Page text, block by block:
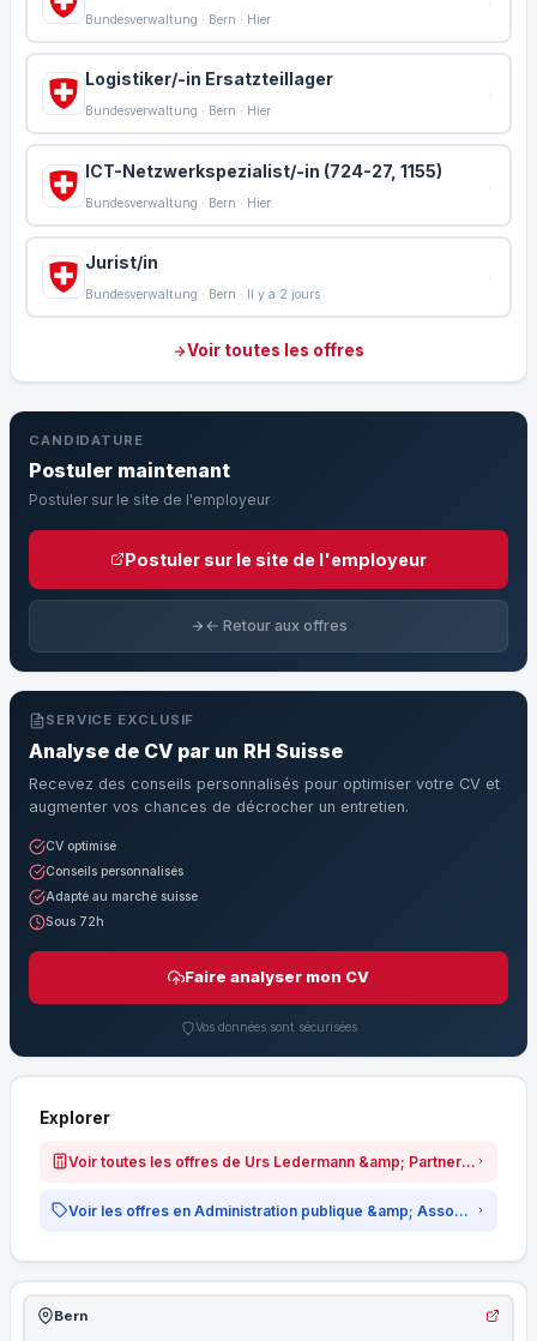
Bundesverwaltung · Bern · Hier
Logistiker/-in Ersatzteillager
Bundesverwaltung · Bern · Hier
ICT-Netzwerkspezialist/-in (724-27, 1155)
Bundesverwaltung · Bern · Hier
Jurist/in
Bundesverwaltung · Bern · Il y a 2 jours
Voir toutes les offres
CANDIDATURE
Postuler maintenant
Postuler sur le site de l'employeur
Postuler sur le site de l'employeur
← Retour aux offres
SERVICE EXCLUSIF
Analyse de CV par un RH Suisse
Recevez des conseils personnalisés pour optimiser votre CV et
augmenter vos chances de décrocher un entretien.
CV optimisé
Conseils personnalisés
Adapté au marché suisse
Sous 72h
Faire analyser mon CV
Vos données sont sécurisées
Explorer
Voir toutes les offres de Urs Ledermann &amp; Partner AG, Bern
Voir les offres en Administration publique &amp; Associations
Bern